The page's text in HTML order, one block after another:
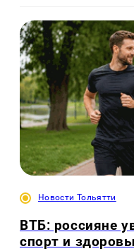
Новости Тольятти
ВТБ: россияне
спорт и